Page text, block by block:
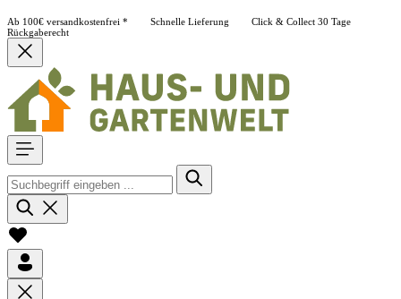
Ab 100€ versandkostenfrei * Schnelle Lieferung Click & Collect 30 Tage
Rückgaberecht